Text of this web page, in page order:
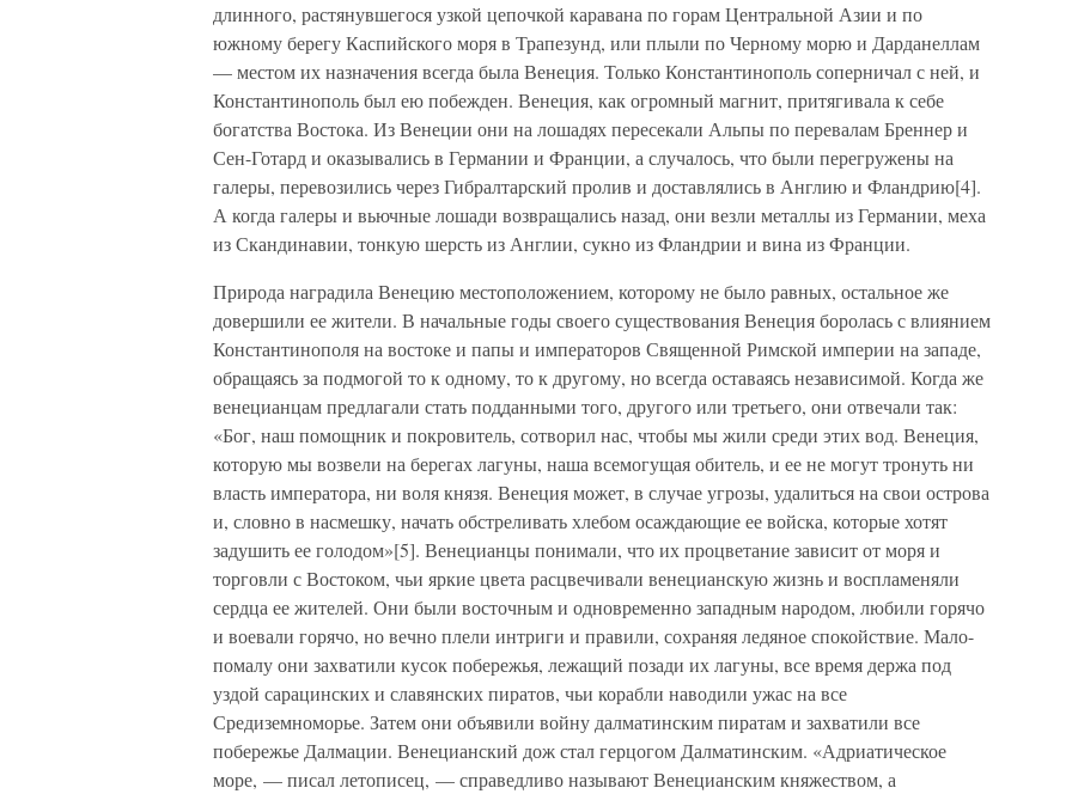
длинного, растянувшегося узкой цепочкой каравана по горам Центральной Азии и по
южному берегу Каспийского моря в Трапезунд, или плыли по Черному морю и Дарданеллам
— местом их назначения всегда была Венеция. Только Константинополь соперничал с ней, и
Константинополь был ею побежден. Венеция, как огромный магнит, притягивала к себе
богатства Востока. Из Венеции они на лошадях пересекали Альпы по перевалам Бреннер и
Сен-Готард и оказывались в Германии и Франции, а случалось, что были перегружены на
галеры, перевозились через Гибралтарский пролив и доставлялись в Англию и Фландрию[4].
А когда галеры и вьючные лошади возвращались назад, они везли металлы из Германии, меха
из Скандинавии, тонкую шерсть из Англии, сукно из Фландрии и вина из Франции.
Природа наградила Венецию местоположением, которому не было равных, остальное же
довершили ее жители. В начальные годы своего существования Венеция боролась с влиянием
Константинополя на востоке и папы и императоров Священной Римской империи на западе,
обращаясь за подмогой то к одному, то к другому, но всегда оставаясь независимой. Когда же
венецианцам предлагали стать подданными того, другого или третьего, они отвечали так:
«Бог, наш помощник и покровитель, сотворил нас, чтобы мы жили среди этих вод. Венеция,
которую мы возвели на берегах лагуны, наша всемогущая обитель, и ее не могут тронуть ни
власть императора, ни воля князя. Венеция может, в случае угрозы, удалиться на свои острова
и, словно в насмешку, начать обстреливать хлебом осаждающие ее войска, которые хотят
задушить ее голодом»[5]. Венецианцы понимали, что их процветание зависит от моря и
торговли с Востоком, чьи яркие цвета расцвечивали венецианскую жизнь и воспламеняли
сердца ее жителей. Они были восточным и одновременно западным народом, любили горячо
и воевали горячо, но вечно плели интриги и правили, сохраняя ледяное спокойствие. Мало-
помалу они захватили кусок побережья, лежащий позади их лагуны, все время держа под
уздой сарацинских и славянских пиратов, чьи корабли наводили ужас на все
Средиземноморье. Затем они объявили войну далматинским пиратам и захватили все
побережье Далмации. Венецианский дож стал герцогом Далматинским. «Адриатическое
море, — писал летописец, — справедливо называют Венецианским княжеством, а